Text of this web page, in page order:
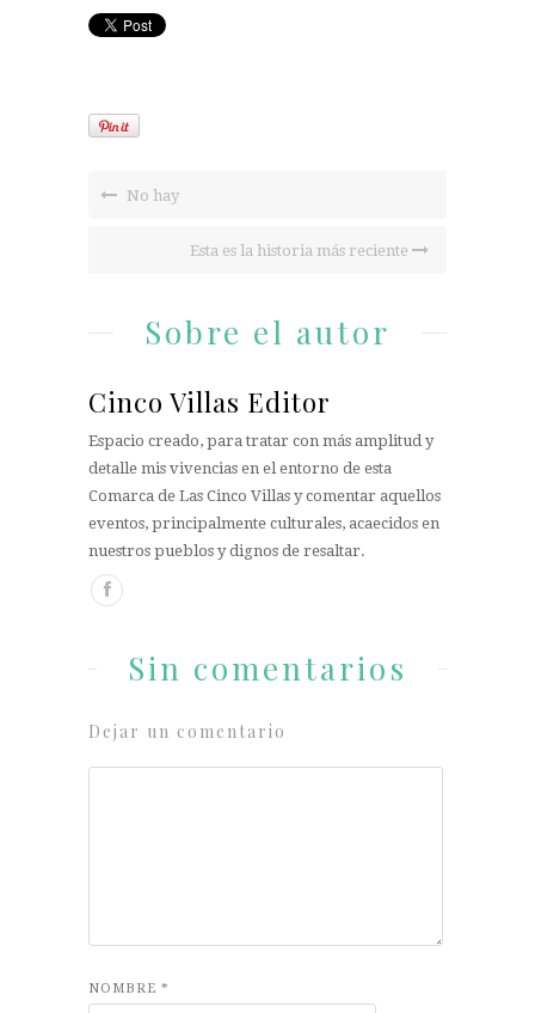
No hay
Esta es la historia más reciente
Sobre el autor
Cinco Villas Editor
Espacio creado, para tratar con más amplitud y
detalle mis vivencias en el entorno de esta
Comarca de Las Cinco Villas y comentar aquellos
eventos, principalmente culturales, acaecidos en
nuestros pueblos y dignos de resaltar.
Sin comentarios
Dejar un comentario
NOMBRE *